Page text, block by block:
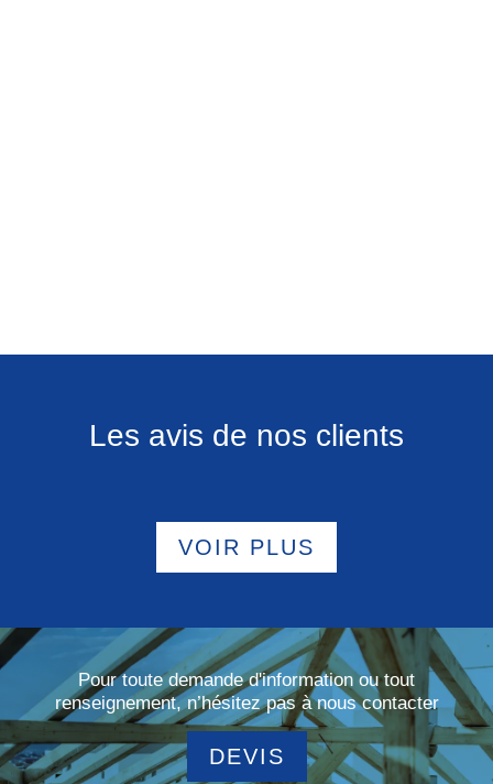
Les avis de nos clients
VOIR PLUS
Pour toute demande d'information ou tout
renseignement, n’hésitez pas à nous contacter
DEVIS